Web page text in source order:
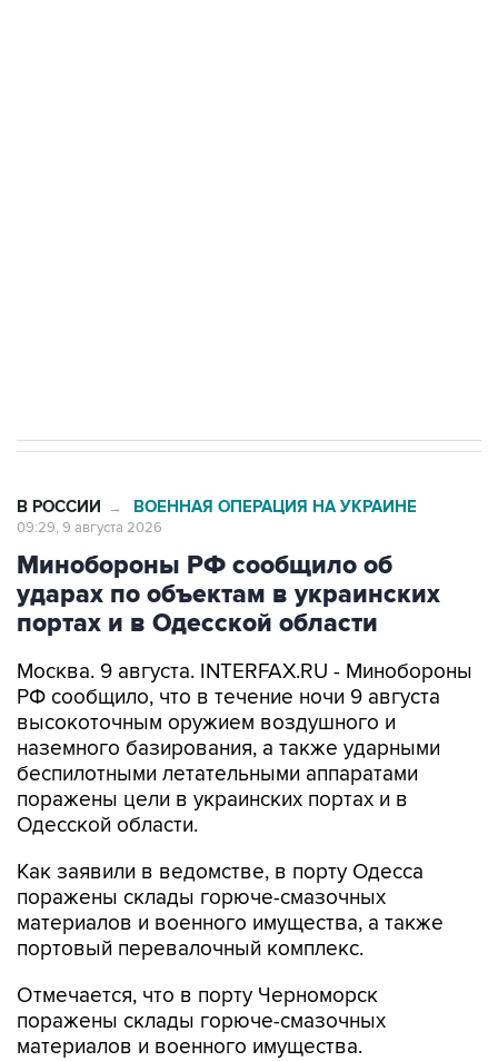
В РОССИИ → ВОЕННАЯ ОПЕРАЦИЯ НА УКРАИНЕ
09:29, 9 августа 2026
Минобороны РФ сообщило об
ударах по объектам в украинских
портах и в Одесской области
Москва. 9 августа. INTERFAX.RU - Минобороны
РФ сообщило, что в течение ночи 9 августа
высокоточным оружием воздушного и
наземного базирования, а также ударными
беспилотными летательными аппаратами
поражены цели в украинских портах и в
Одесской области.
Как заявили в ведомстве, в порту Одесса
поражены склады горюче-смазочных
материалов и военного имущества, а также
портовый перевалочный комплекс.
Отмечается, что в порту Черноморск
поражены склады горюче-смазочных
материалов и военного имущества.